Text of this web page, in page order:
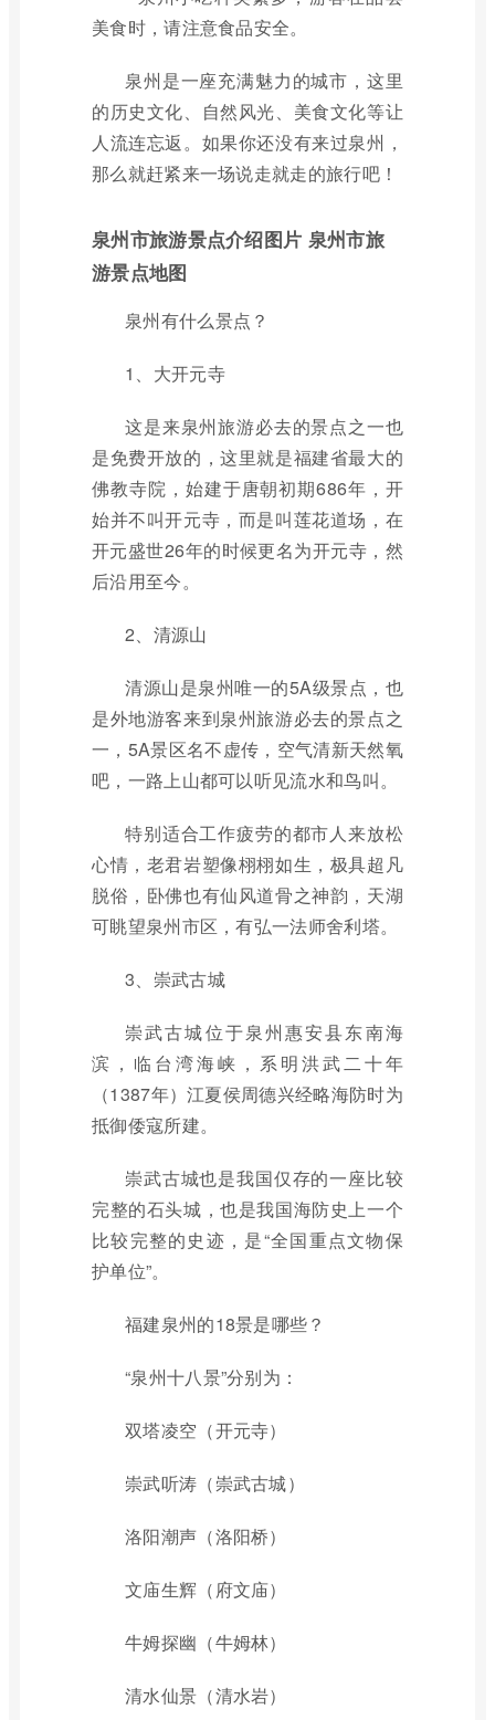
美食时，请注意食品安全。
泉州是一座充满魅力的城市，这里
的历史文化、自然风光、美食文化等让
人流连忘返。如果你还没有来过泉州，
那么就赶紧来一场说走就走的旅行吧！
泉州市旅游景点介绍图片 泉州市旅
游景点地图
泉州有什么景点？
1、大开元寺
这是来泉州旅游必去的景点之一也
是免费开放的，这里就是福建省最大的
佛教寺院，始建于唐朝初期686年，开
始并不叫开元寺，而是叫莲花道场，在
开元盛世26年的时候更名为开元寺，然
后沿用至今。
2、清源山
清源山是泉州唯一的5A级景点，也
是外地游客来到泉州旅游必去的景点之
一，5A景区名不虚传，空气清新天然氧
吧，一路上山都可以听见流水和鸟叫。
特别适合工作疲劳的都市人来放松
心情，老君岩塑像栩栩如生，极具超凡
脱俗，卧佛也有仙风道骨之神韵，天湖
可眺望泉州市区，有弘一法师舍利塔。
3、崇武古城
崇武古城位于泉州惠安县东南海
滨，临台湾海峡，系明洪武二十年
（1387年）江夏侯周德兴经略海防时为
抵御倭寇所建。
崇武古城也是我国仅存的一座比较
完整的石头城，也是我国海防史上一个
比较完整的史迹，是“全国重点文物保
护单位”。
福建泉州的18景是哪些？
“泉州十八景”分别为：
双塔凌空（开元寺）
崇武听涛（崇武古城）
洛阳潮声（洛阳桥）
文庙生辉（府文庙）
牛姆探幽（牛姆林）
清水仙景（清水岩）